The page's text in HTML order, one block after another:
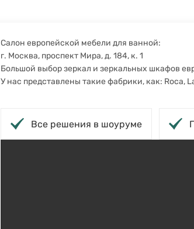
Салон европейской мебели для ванной:
г. Москва, проспект Мира, д. 184, к. 1
Большой выбор зеркал и зеркальных шкафов
У нас представлены такие фабрики, как: Roca,
Все решения в шоуруме